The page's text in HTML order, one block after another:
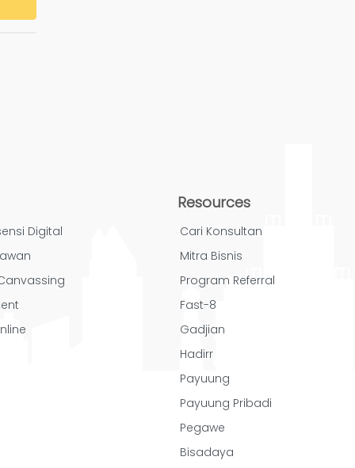
Digital
Resources
Cari Konsultan
Mitra Bisnis
Program Referral
Fast-8
Gadjian
Hadirr
Payuung
Payuung Pribadi
Pegawe
Bisadaya